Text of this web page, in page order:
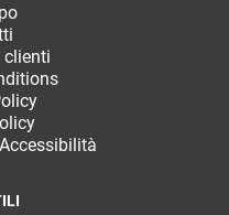
clienti